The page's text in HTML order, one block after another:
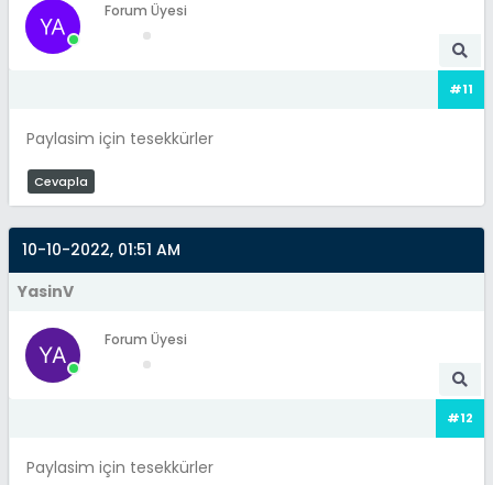
Forum Üyesi
#11
Paylasim için tesekkürler
Cevapla
10-10-2022, 01:51 AM
YasinV
Forum Üyesi
#12
Paylasim için tesekkürler